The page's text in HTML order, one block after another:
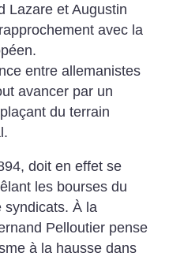
Lazare et Augustin
avec la
entre allemanistes
avancer par un
du terrain
doit en effet se
les bourses du
syndicats. À la
Pelloutier pense
à la hausse dans